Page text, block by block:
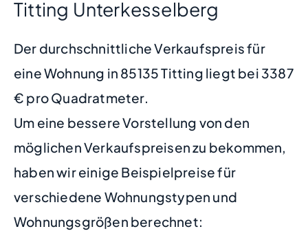
Titting Unterkesselberg
Der durchschnittliche Verkaufspreis für
eine Wohnung in 85135 Titting liegt bei 3387
€ pro Quadratmeter.
Um eine bessere Vorstellung von den
möglichen Verkaufspreisen zu bekommen,
haben wir einige Beispielpreise für
verschiedene Wohnungstypen und
Wohnungsgrößen berechnet: